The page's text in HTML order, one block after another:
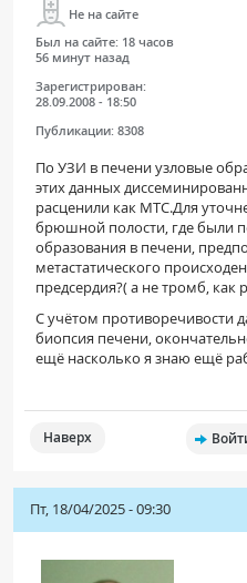
Не на сайте
Был на сайте: 18 часов
56 минут назад
Зарегистрирован:
28.09.2008 - 18:50
Публикации: 8308
По УЗИ в печени узловые
этих данных
расценили как МТС.Для
брюшной полости, где были
образования в печени,
метастатического
предсердия?( а не тромб, как
С учётом противоречивости
биопсия печени,
ещё насколько я знаю ещё
Наверх
Пт, 18/04/2025 - 09:30